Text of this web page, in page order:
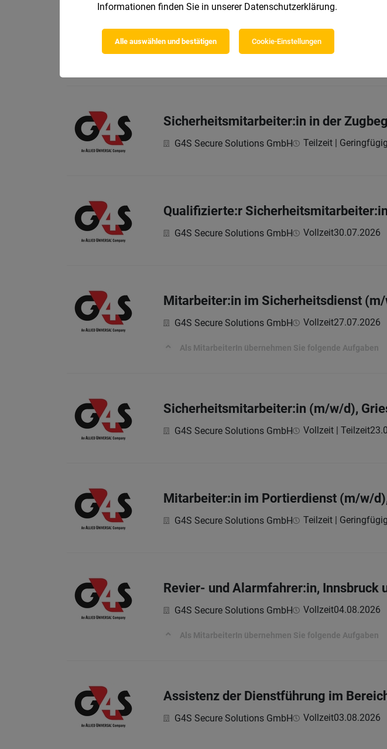
Revier- & Alarmfahrer:in (m/w/d)
G4S Secure Solutions GmbH 04.08.2026
Sicherheitsmitarbeiter:in in der
G4S Secure Solutions GmbH Teilzeit | Geringfügig
Qualifizierte:r
G4S Secure Solutions GmbH Vollzeit30.07.2026
Mitarbeiter:in im Sicherheitsdienst (m/
G4S Secure Solutions GmbH Vollzeit27.07.2026
Als MitarbeiterIn übernehmen Sie folgende Aufgaben
Sicherheitsmitarbeiter:in (m/w/d),
G4S Secure Solutions GmbH Vollzeit | Teilzeit
Mitarbeiter:in im Portierdienst (m/w/
G4S Secure Solutions GmbH Teilzeit | Geringfügig
Revier- und Alarmfahrer:in, Innsbruck
G4S Secure Solutions GmbH Vollzeit04.08.2026
Als MitarbeiterIn übernehmen Sie folgende Aufgaben
Assistenz der Dienstführung im
G4S Secure Solutions GmbH Vollzeit03.08.2026
Informationen finden Sie in unserer Datenschutzerklärung.
Alle auswählen und bestätigen Cookie-Einstellungen